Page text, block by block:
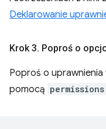
Deklarowanie
Krok 3. Poproś o
Poproś o
pomocą